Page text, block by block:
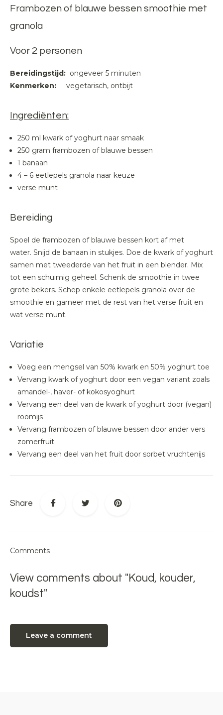
Frambozen of blauwe bessen smoothie met
granola
Voor 2 personen
Bereidingstijd: ongeveer 5 minuten
Kenmerken:
vegetarisch, ontbijt
Ingrediënten:
250 ml kwark of yoghurt naar smaak
250 gram frambozen of blauwe bessen
1 banaan
4 – 6 eetlepels granola naar keuze
verse munt
Bereiding
Spoel de frambozen of blauwe bessen kort af met
water. Snijd de banaan in stukjes. Doe de kwark of yoghurt
samen met tweederde van het fruit in een blender. Mix
tot een schuimig geheel. Schenk de smoothie in twee
grote bekers. Schep enkele eetlepels granola over de
smoothie en garneer met de rest van het verse fruit en
wat verse munt.
Variatie
Voeg een mengsel van 50% kwark en 50% yoghurt toe
Vervang kwark of yoghurt door een vegan variant zoals
amandel-, haver- of kokosyoghurt
Vervang een deel van de kwark of yoghurt door (vegan)
roomijs
Vervang frambozen of blauwe bessen door ander vers
zomerfruit
Vervang een deel van het fruit door sorbet vruchtenijs
Share
Comments
View comments about "Koud, kouder,
koudst"
Leave a comment